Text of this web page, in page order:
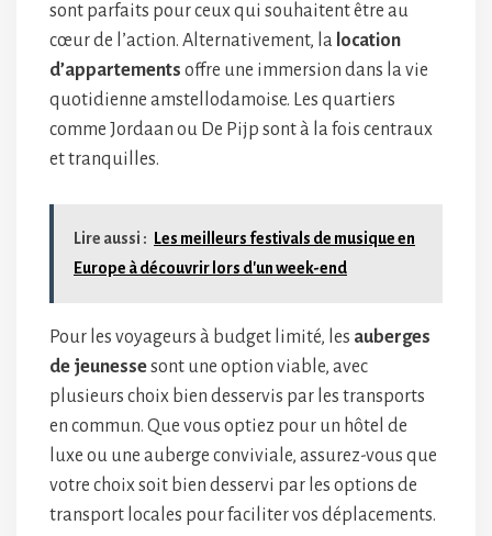
sont parfaits pour ceux qui souhaitent être au
cœur de l’action. Alternativement, la location
d’appartements offre une immersion dans la vie
quotidienne amstellodamoise. Les quartiers
comme Jordaan ou De Pijp sont à la fois centraux
et tranquilles.
Lire aussi :
Les meilleurs festivals de musique en
Europe à découvrir lors d'un week-end
Pour les voyageurs à budget limité, les auberges
de jeunessesont une option viable, avec
plusieurs choix bien desservis par les transports
en commun. Que vous optiez pour un hôtel de
luxe ou une auberge conviviale, assurez-vous que
votre choix soit bien desservi par les options de
transport locales pour faciliter vos déplacements.